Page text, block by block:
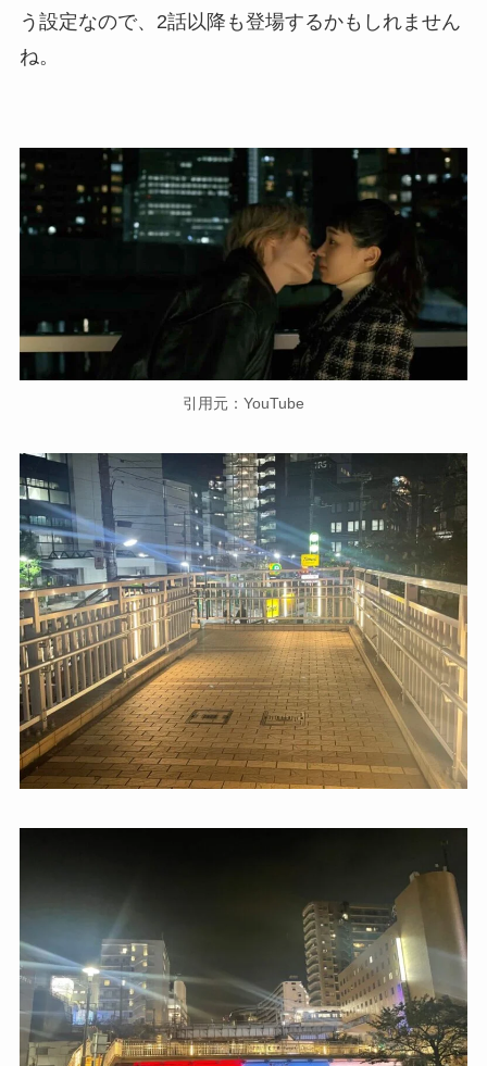
う設定なので、2話以降も登場するかもしれません
ね。
引用元：YouTube